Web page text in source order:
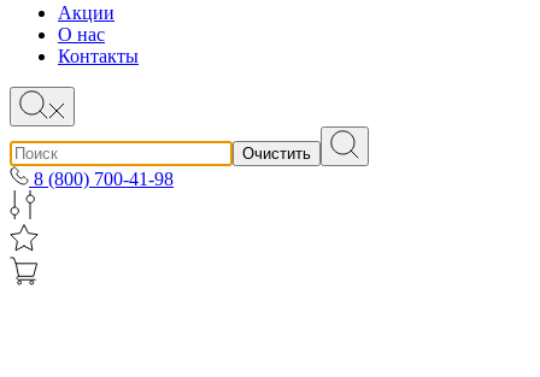
Акции
О нас
Контакты
Очистить
8 (800) 700-41-98